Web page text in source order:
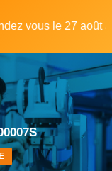
vous le 27 août